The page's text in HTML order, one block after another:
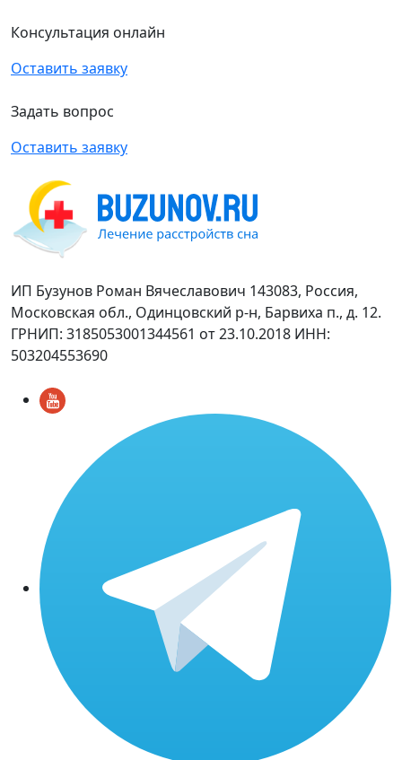
Консультация онлайн
Оставить заявку
Задать вопрос
Оставить заявку
ИП Бузунов Роман Вячеславович 143083, Россия,
Московская обл., Одинцовский р-н, Барвиха п., д. 12.
ГРНИП: 3185053001344561 от 23.10.2018 ИНН:
503204553690